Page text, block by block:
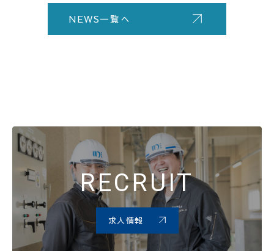
NEWS一覧へ
RECRUIT
求人情報